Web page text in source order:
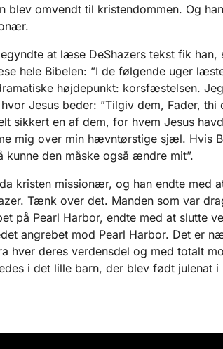
blev omvendt til kristendommen. Og
at læse DeShazers tekst fik han,
hele Bibelen: ”I de følgende uger
højdepunkt: korsfæstelsen.
Jesus beder: ”Tilgiv dem, Fader, thi
sikkert en af dem, for hvem Jesus
mig over min hævntørstige sjæl. Hvis
kunne den måske også ændre mit”.
kristen missionær, og han endte med
Tænk over det. Manden som var
på Pearl Harbor, endte med at slutte
angrebet mod Pearl Harbor. Det er
hver deres verdensdel og med totalt
i det lille barn, der blev født julenat i